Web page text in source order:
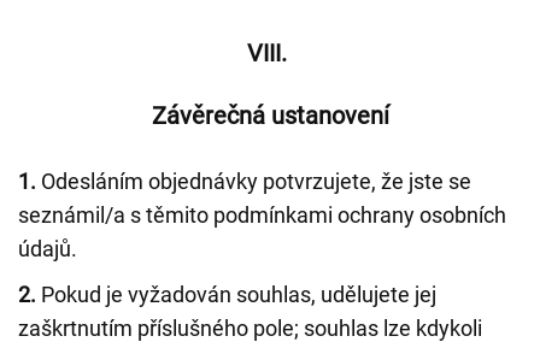
VIII.
Závěrečná ustanovení
1. Odesláním objednávky potvrzujete, že jste se
seznámil/a s těmito podmínkami ochrany osobních
údajů.
2. Pokud je vyžadován souhlas, udělujete jej
zaškrtnutím příslušného pole; souhlas lze kdykoli